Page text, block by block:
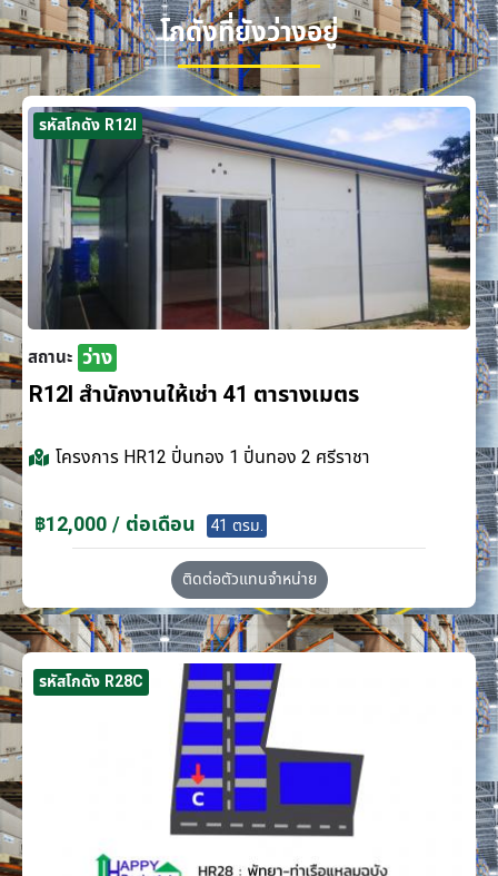
โกดังที่ยังว่างอยู่
รหัสโกดัง R12I
สถานะ ว่าง
R12I สำนักงานให้เช่า 41 ตารางเมตร
โครงการ HR12 ปิ่นทอง 1 ปิ่นทอง 2 ศรีราชา
฿12,000 / ต่อเดือน 41 ตรม.
ติดต่อตัวแทนจำหน่าย
รหัสโกดัง R28C